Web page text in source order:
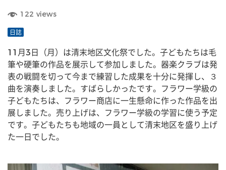
122 views
日誌
11月3日（月）は清末地区文化祭でした。子どもたちは毛
筆や硬筆の作品を展示して参加しました。器楽クラブは発
表の戦闘を切って今まで練習した成果を十分に発揮し、３
曲を演奏しました。すばらしかったです。フラワー学級の
子どもたちは、フラワー商店に一生懸命に作った作品を出
展しました。売り上げは、フラワー学級の学習に使う予定
です。子どもたちも地域の一員として清末地区を盛り上げ
た一日でした。